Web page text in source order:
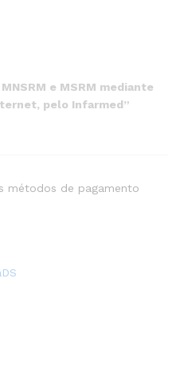
e MSRM mediante
pelo Infarmed”
métodos de pagamento